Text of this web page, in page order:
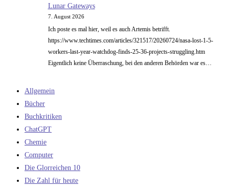
Lunar Gateways
7. August 2026
Ich poste es mal hier, weil es auch Artemis betrifft.
https://www.techtimes.com/articles/321517/20260724/nasa-lost-1-5-
workers-last-year-watchdog-finds-25-36-projects-struggling.htm
Eigentlich keine Überraschung, bei den anderen Behörden war es…
Allgemein
Bücher
Buchkritiken
ChatGPT
Chemie
Computer
Die Glorreichen 10
Die Zahl für heute